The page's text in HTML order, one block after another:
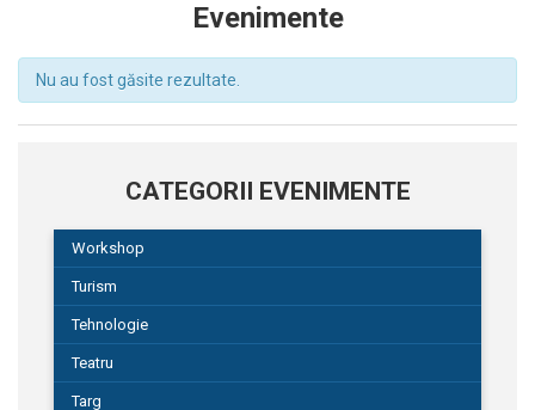
Evenimente
Nu au fost găsite rezultate.
NavigationCATEGORII EVENIMENTE
Workshop
Turism
Tehnologie
Teatru
Targ